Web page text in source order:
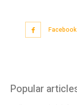
Facebook
Popular